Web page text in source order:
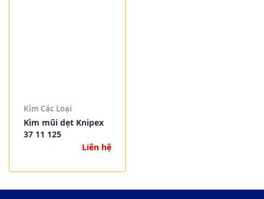
Kìm Các Loại
Kìm mũi dẹt Knipex
37 11 125
Liên hệ